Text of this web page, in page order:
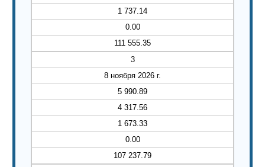
1 737.14
0.00
111 555.35
3
8 ноября 2026 г.
5 990.89
4 317.56
1 673.33
0.00
107 237.79